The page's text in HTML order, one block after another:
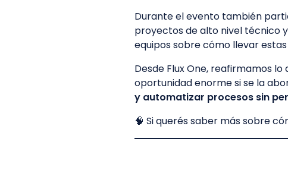
Durante el evento también
proyectos de alto nivel técnico
equipos sobre cómo llevar
Desde Flux One, reafirmamos
oportunidad enorme si se la
y automatizar procesos sin
🧠 Si querés saber más sobre